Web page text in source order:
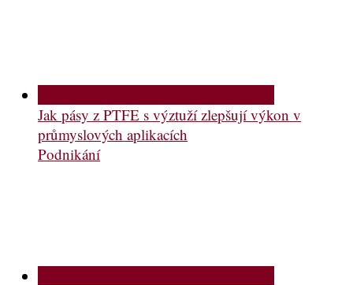
Jak pásy z PTFE s výztuží zlepšují výkon v
průmyslových aplikacích
Podnikání